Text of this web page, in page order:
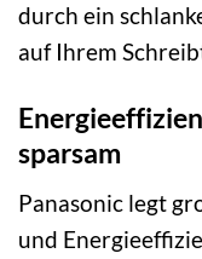
durch ein
auf Ihrem
sparsam
Panasonic legt
und